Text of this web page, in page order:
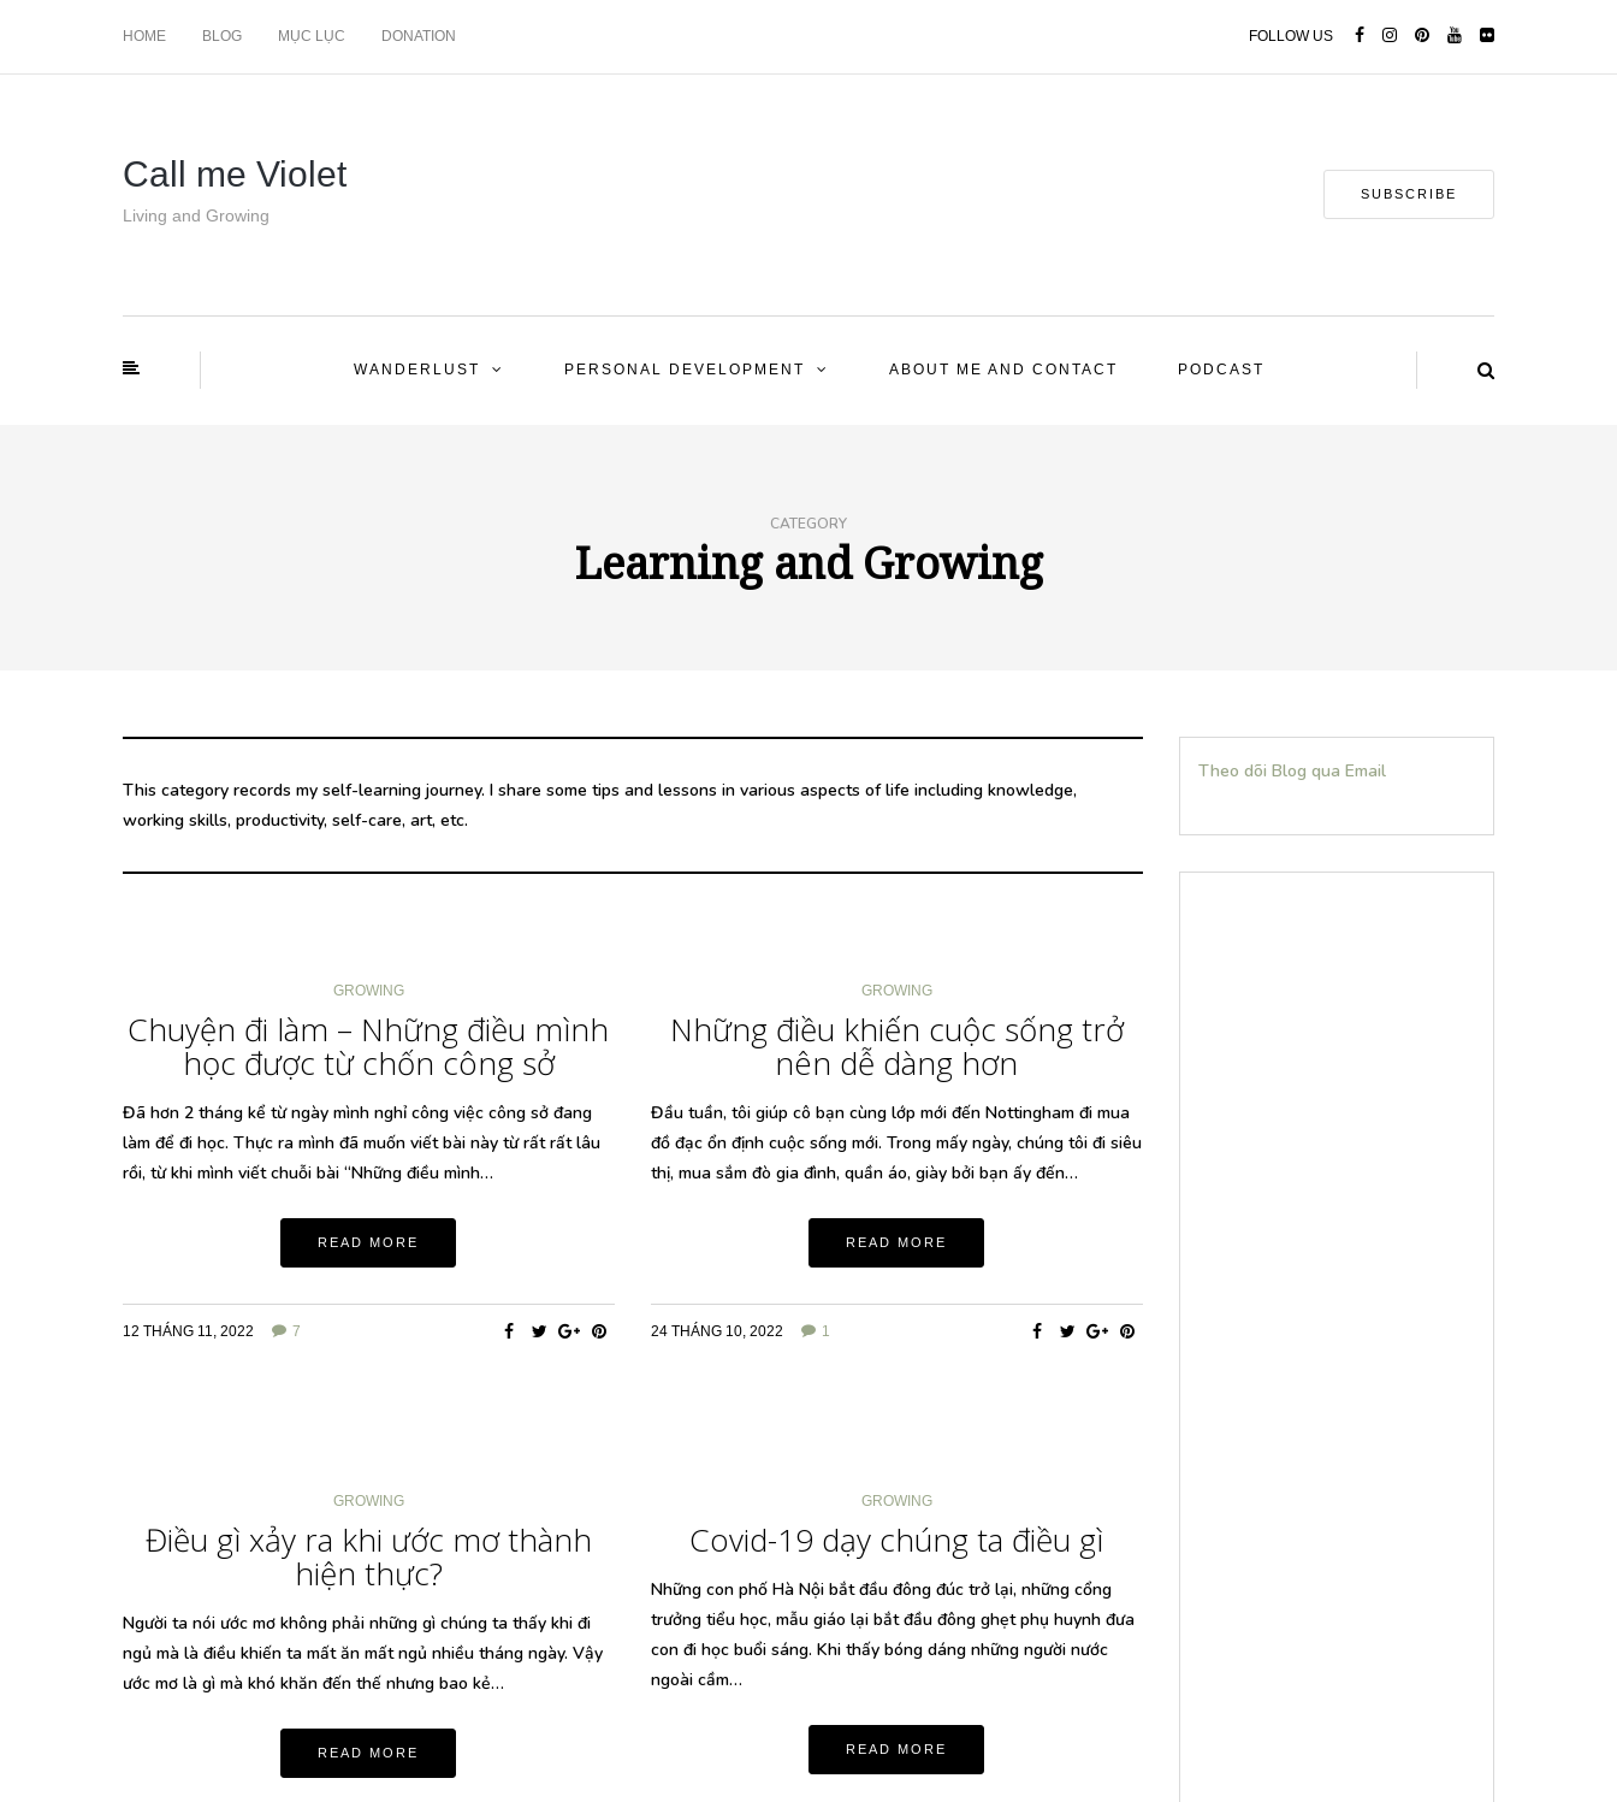
HOME BLOG MỤC LỤC DONATION FOLLOW US
Call me Violet
Living and Growing
SUBSCRIBE
WANDERLUST PERSONAL DEVELOPMENT ABOUT ME AND CONTACT PODCAST
CATEGORY
Learning and Growing
This category records my self-learning journey. I share some tips and lessons in various aspects of life including knowledge,
working skills, productivity, self-care, art, etc.
GROWING
Chuyện đi làm – Những điều mình
học được từ chốn công sở
Đã hơn 2 tháng kể từ ngày mình nghỉ công việc công sở đang
làm để đi học. Thực ra mình đã muốn viết bài này từ rất rất lâu
rồi, từ khi mình viết chuỗi bài “Những điều mình…
READ MORE
12 THÁNG 11, 2022 7
GROWING
Những điều khiến cuộc sống trở
nên dễ dàng hơn
Đầu tuần, tôi giúp cô bạn cùng lớp mới đến Nottingham đi mua
đồ đạc ổn định cuộc sống mới. Trong mấy ngày, chúng tôi đi siêu
thị, mua sắm đò gia đình, quần áo, giày bởi bạn ấy đến…
READ MORE
24 THÁNG 10, 2022 1
GROWING
Điều gì xảy ra khi ước mơ thành
hiện thực?
Người ta nói ước mơ không phải những gì chúng ta thấy khi đi
ngủ mà là điều khiến ta mất ăn mất ngủ nhiều tháng ngày. Vậy
ước mơ là gì mà khó khăn đến thế nhưng bao kẻ…
READ MORE
GROWING
Covid-19 dạy chúng ta điều gì
Những con phố Hà Nội bắt đầu đông đúc trở lại, những cổng
trưởng tiểu học, mẫu giáo lại bắt đầu đông ghẹt phụ huynh đưa
con đi học buổi sáng. Khi thấy bóng dáng những người nước
ngoài cầm…
READ MORE
Theo dõi Blog qua Email